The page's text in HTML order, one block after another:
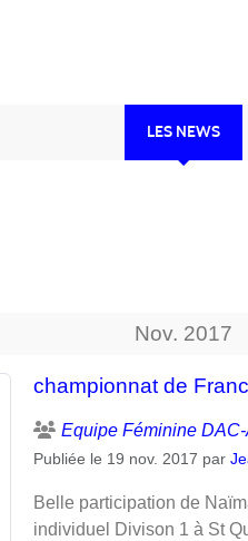
LES NEWS
Nov. 2017
championnat de
Equipe Féminine
Publiée le 19 nov. 2017 par
Belle participation de
individuel Divison 1 à St